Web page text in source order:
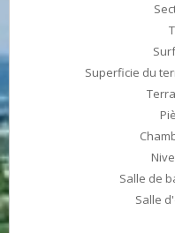
Superficie du
Salle de
Salle